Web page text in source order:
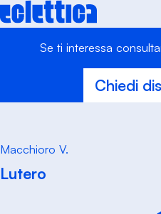
Skip
to
Se ti interessa
Chiedi
Macchioro V.
Lutero